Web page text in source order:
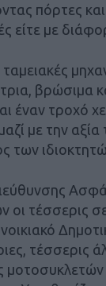
πόρτες
είτε με
βρώσιμα
έναν τροχό
με την αξία
των
τέσσερις
τέσσερις